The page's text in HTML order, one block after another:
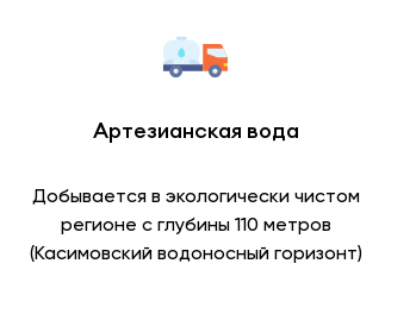
Артезианская вода
Добывается в экологически чистом
регионе с глубины 110 метров
(Касимовский водоносный горизонт)